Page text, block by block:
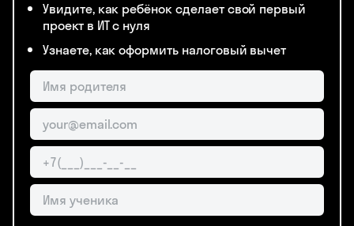
Увидите, как ребёнок сделает свой первый
проект в ИТ с нуля
Узнаете, как оформить налоговый вычет